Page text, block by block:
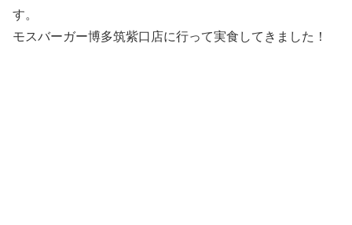
す。
モスバーガー博多筑紫口店に行って実食してきました！